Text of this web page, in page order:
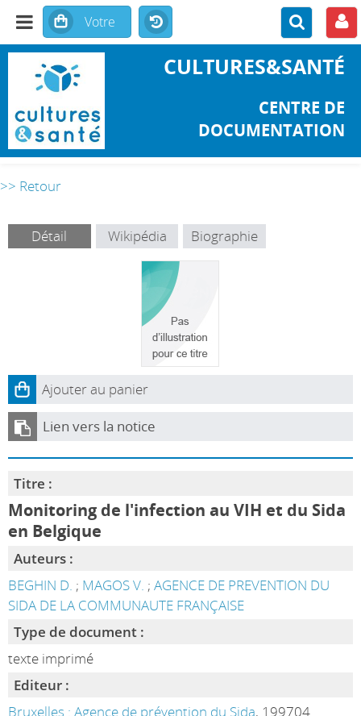
CULTURES&SANTÉ
CENTRE DE
DOCUMENTATION
>> Retour
Détail Wikipédia Biographie
Ajouter au panier
Lien vers la notice
Titre :
Monitoring de l'infection au VIH et du Sida
en Belgique
Auteurs :
BEGHIN D. ; MAGOS V. ; AGENCE DE PREVENTION DU
SIDA DE LA COMMUNAUTE FRANÇAISE
Type de document :
texte imprimé
Editeur :
Bruxelles : Agence de prévention du Sida, 199704